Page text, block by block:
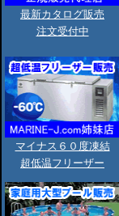
最新カタログ販売
注文受付中
マイナス６０度凍結
超低温フリーザー